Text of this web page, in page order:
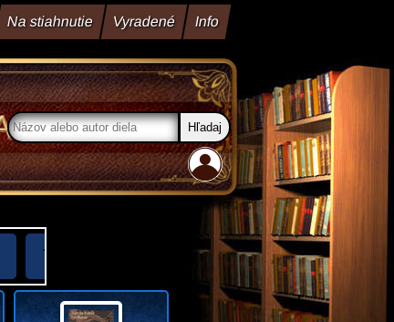
Na stiahnutie Vyradené Info
7 10 11 12